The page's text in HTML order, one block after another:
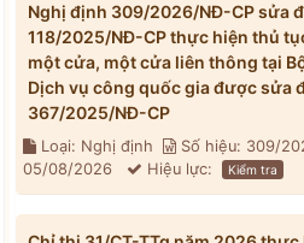
Nghị định 309/2026/NĐ-CP sửa
118/2025/NĐ-CP thực hiện thủ
một cửa, một cửa liên thông tại
Dịch vụ công quốc gia được sửa
367/2025/NĐ-CP
Loại: Nghị định Số hiệu: 309/
05/08/2026
Hiệu lực: Kiểm tra